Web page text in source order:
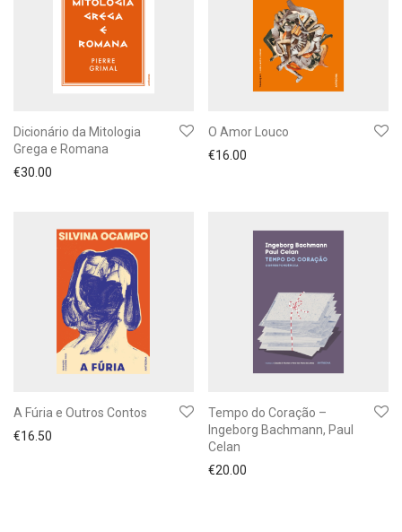
Dicionário da Mitologia
Grega e Romana
€30.00
O Amor Louco
€16.00
A Fúria e Outros Contos
€16.50
Tempo do Coração –
Ingeborg Bachmann, Paul
Celan
€20.00